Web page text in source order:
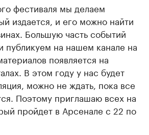
фестиваля мы делаем
издается, и его можно найти
Большую часть событий
публикуем на нашем канале на
появляется на
В этом году у нас будет
можно не ждать, пока все
Поэтому приглашаю всех на
пройдет в Арсенале с 22 по